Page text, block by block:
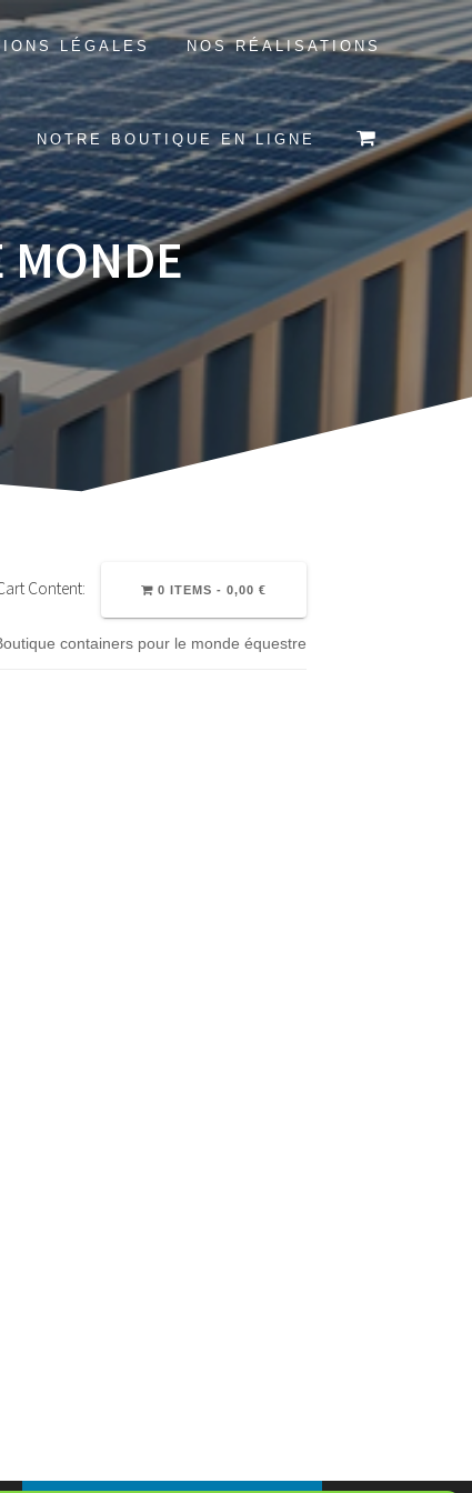
LÉGALES NOS RÉALISATIONS
NOTRE BOUTIQUE EN LIGNE
MONDE
Content: 0 ITEMS - 0,00 €
containers pour le monde équestre